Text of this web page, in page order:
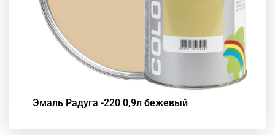
Эмаль Радуга -220 0,9л бежевый